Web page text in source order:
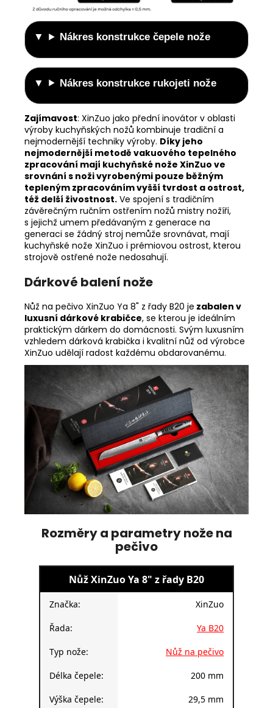
Nákres konstrukce čepele nože
Nákres konstrukce rukojeti nože
Zajímavost: XinZuo jako přední inovátor v oblasti
výroby kuchyňských nožů kombinuje tradiční a
nejmodernější techniky výroby. Díky jeho
nejmodernější metodě vakuového tepelného
zpracování mají kuchyňské nože XinZuo ve
srovnání s noži vyrobenými pouze běžným
tepleným zpracováním vyšší tvrdost a ostrost,
též delší živostnost. Ve spojení s tradičním
závěrečným ručním ostřením nožů mistry nožíři,
s jejichž umem předávaným z generace na
generaci se žádný stroj nemůže srovnávat, mají
kuchyňské nože XinZuo i prémiovou ostrost, kterou
strojově ostřené nože nedosahují.
Dárkové balení nože
Nůž na pečivo XinZuo Ya 8" z řady B20 je zabalen v
luxusní dárkové krabičce, se kterou je ideálním
praktickým dárkem do domácnosti. Svým luxusním
vzhledem dárková krabička i kvalitní nůž od výrobce
XinZuo udělají radost každému obdarovanému.
Rozměry a parametry nože na
pečivo
Nůž XinZuo Ya 8" z řady B20
Značka: XinZuo
Řada: Ya B20
Typ nože: Nůž na pečivo
Délka čepele: 200 mm
Výška čepele: 29,5 mm